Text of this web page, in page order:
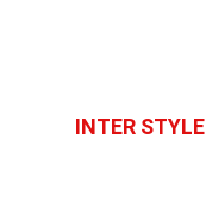
INTER STYLE